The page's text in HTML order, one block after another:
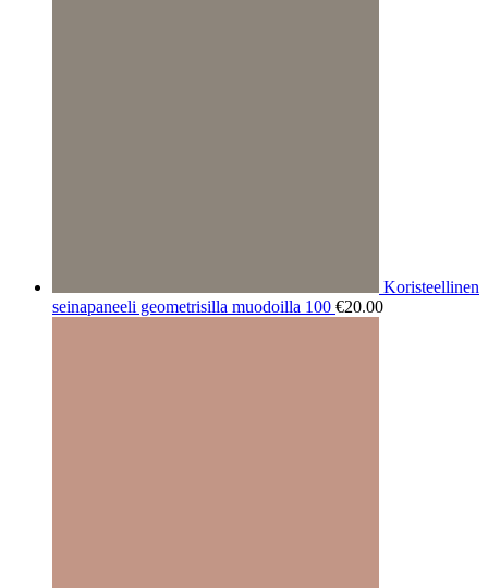
Koristeellinen
seinapaneeli geometrisilla muodoilla 100 €20.00